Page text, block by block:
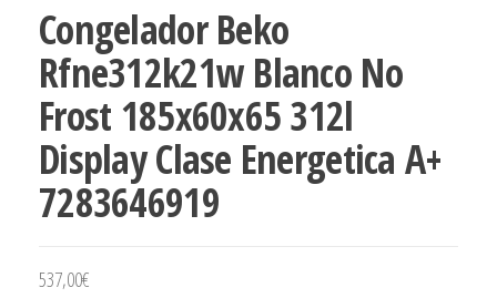
Congelador Beko
Rfne312k21w Blanco No
Frost 185x60x65 312l
Display Clase Energetica A+
7283646919
537,00€